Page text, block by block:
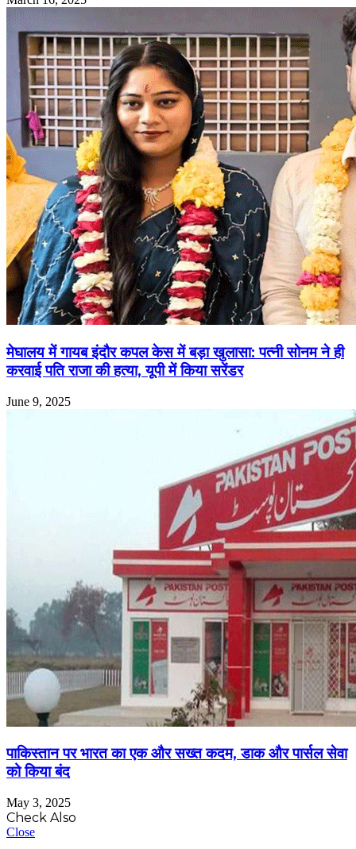
मेघालय में गायब इंदौर कपल केस में बड़ा खुलासा: पत्नी सोनम ने ही
करवाई पति राजा की हत्या, यूपी में किया सरेंडर
June 9, 2025
पाकिस्तान पर भारत का एक और सख्त कदम, डाक और पार्सल सेवा
को किया बंद
May 3, 2025
Check Also
Close